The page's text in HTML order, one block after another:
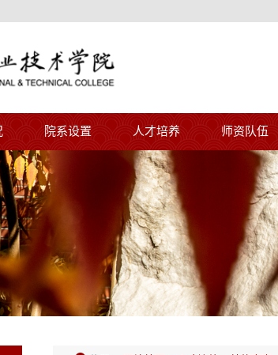
院系设置 人才培养 师资队伍